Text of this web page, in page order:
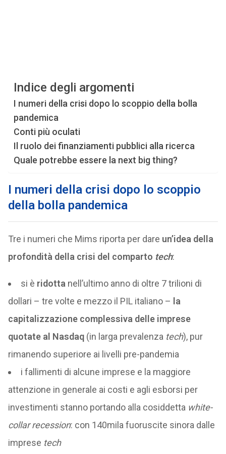
Indice degli argomenti
I numeri della crisi dopo lo scoppio della bolla
pandemica
Conti più oculati
Il ruolo dei finanziamenti pubblici alla ricerca
Quale potrebbe essere la next big thing?
I numeri della crisi dopo lo scoppio
della bolla pandemica
Tre i numeri che Mims riporta per dare un’idea della
profondità della crisi del comparto tech:
si è ridotta nell’ultimo anno di oltre 7 trilioni di
dollari – tre volte e mezzo il PIL italiano – la
capitalizzazione complessiva delle imprese
quotate al Nasdaq(in larga prevalenza tech), pur
rimanendo superiore ai livelli pre-pandemia
i fallimenti di alcune imprese e la maggiore
attenzione in generale ai costi e agli esborsi per
investimenti stanno portando alla cosiddetta white-
collar recession: con 140mila fuoruscite sinora dalle
imprese tech